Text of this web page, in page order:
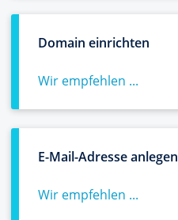
Domain einrichten
Wir empfehlen ...
E-Mail-Adresse anlegen
Wir empfehlen ...